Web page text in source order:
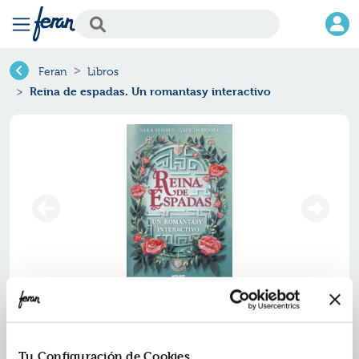
Tu Configuración de Cookies
Feran Libros
Reina de espadas. Un romantasy interactivo
Reina de espadas. un romantasy